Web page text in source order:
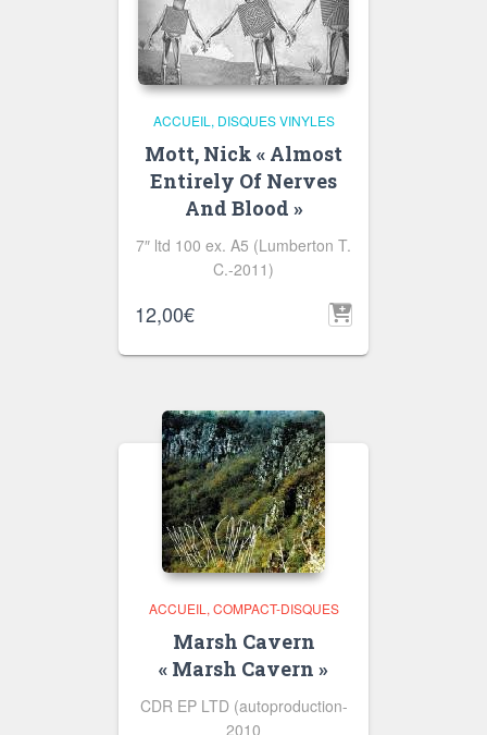
ACCUEIL DISQUES VINYLES
Mott, Nick « Almost
Entirely Of Nerves
And Blood »
7″ ltd 100 ex. A5 (Lumberton T.
C.-2011)
12,00€
ACCUEIL COMPACT-DISQUES
Marsh Cavern
« Marsh Cavern »
CDR EP LTD (autoproduction-
2010